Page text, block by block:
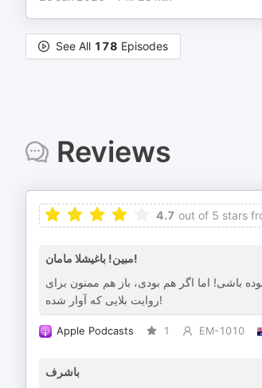
See All 178 Episodes
Reviews
4.7 out of 5 stars
مبین! باغیشلا مامان!
باشی! اما اگر هم بودی، باز هم ممنون برای
روایت بلایی که آوار شده!
Apple Podcasts 1 EM-1010
باشرف